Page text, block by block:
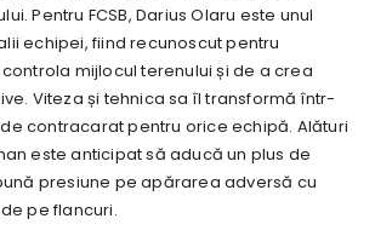
Pentru FCSB, Darius Olaru este unul
echipei, fiind recunoscut pentru
mijlocul terenului și de a crea
Viteza și tehnica sa îl transformă într-
contracarat pentru orice echipă. Alături
este anticipat să aducă un plus de
presiune pe apărarea adversă cu
pe flancuri.